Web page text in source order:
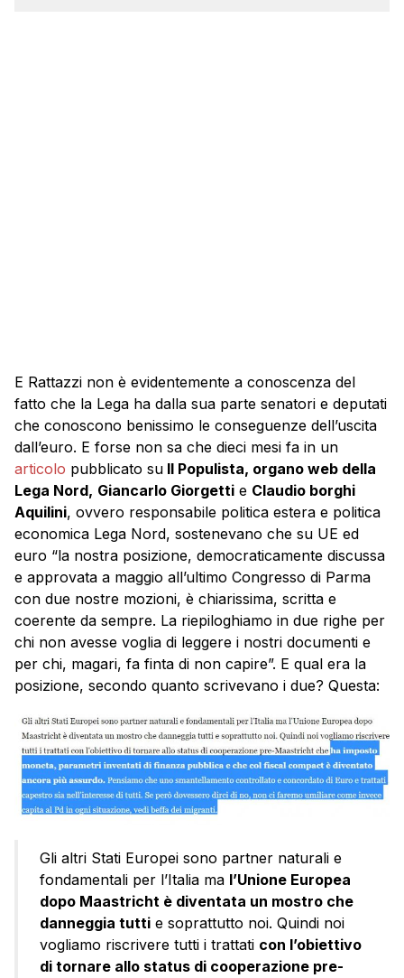
E Rattazzi non è evidentemente a conoscenza del
fatto che la Lega ha dalla sua parte senatori e deputati
che conoscono benissimo le conseguenze dell’uscita
dall’euro. E forse non sa che dieci mesi fa in un
articolo pubblicato su Il Populista, organo web della
Lega Nord, Giancarlo Giorgetti e Claudio borghi
Aquilini, ovvero responsabile politica estera e politica
economica Lega Nord, sostenevano che su UE ed
euro “la nostra posizione, democraticamente discussa
e approvata a maggio all’ultimo Congresso di Parma
con due nostre mozioni, è chiarissima, scritta e
coerente da sempre. La riepiloghiamo in due righe per
chi non avesse voglia di leggere i nostri documenti e
per chi, magari, fa finta di non capire”. E qual era la
posizione, secondo quanto scrivevano i due? Questa:
Gli altri Stati Europei sono partner naturali e
fondamentali per l’Italia ma l’Unione Europea
dopo Maastricht è diventata un mostro che
danneggia tutti e soprattutto noi. Quindi noi
vogliamo riscrivere tutti i trattati con l’obiettivo
di tornare allo status di cooperazione pre-